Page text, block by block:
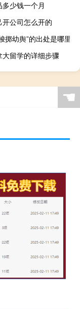
多少钱一个月
开公司怎么开的
掷幼舆”的出处是哪里
大留学的详细步骤
☚